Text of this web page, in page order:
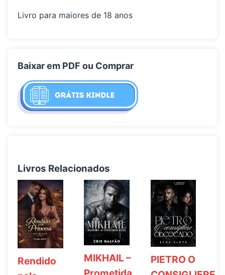
Livro para maiores de 18 anos
Baixar em PDF ou Comprar
Livros Relacionados
Rendido
MIKHAIL –
PIETRO O